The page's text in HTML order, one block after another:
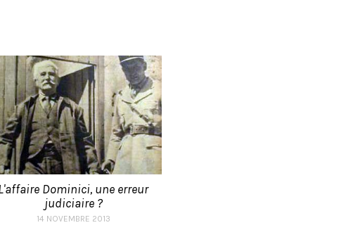
Dominici, une erreur
judiciaire ?
14 NOVEMBRE 2013